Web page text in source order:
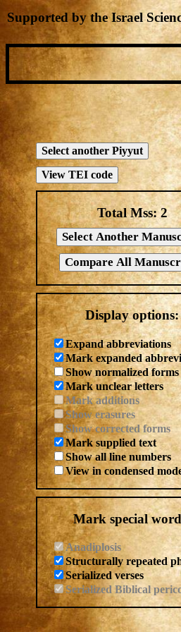
Total Mss:2
Display options:
Expand abbreviations
Mark expanded
Show normalized forms
Mark unclear letters
Mark additions
Show erasures
Show corrected forms
Mark supplied text
Show all line numbers
View in condensed
Mark special
Anadiplosis
Structurally repeated
Serialized verses
Serialized Biblical
Supported by the Israel